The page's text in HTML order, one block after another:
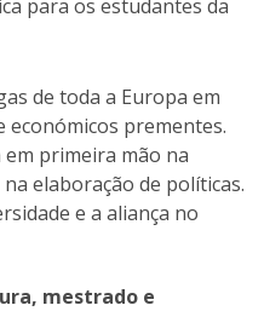
para os estudantes da
de toda a Europa em
económicos prementes.
primeira mão na
elaboração de políticas.
e a aliança no
mestrado e